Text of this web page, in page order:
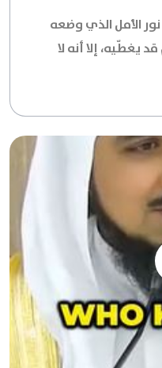
نور الأمل الذي وضعه
يغطّيه، إلا أنه لا